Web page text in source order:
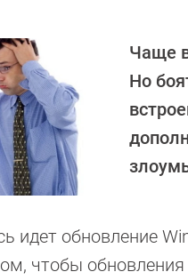
Чаще
Но
идет обновление
чтобы